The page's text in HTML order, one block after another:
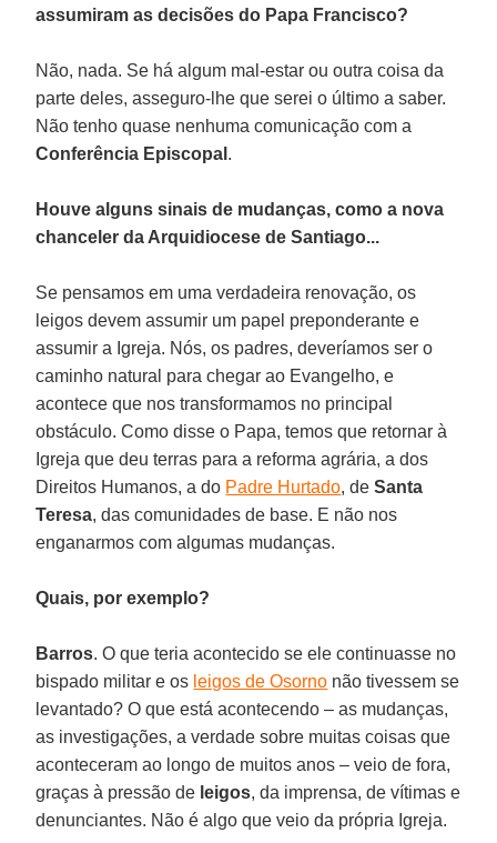
assumiram as decisões do Papa Francisco?
Não, nada. Se há algum mal-estar ou outra coisa da
parte deles, asseguro-lhe que serei o último a saber.
Não tenho quase nenhuma comunicação com a
Conferência Episcopal .
Houve alguns sinais de mudanças, como a nova
chanceler da Arquidiocese de Santiago...
Se pensamos em uma verdadeira renovação, os
leigos devem assumir um papel preponderante e
assumir a Igreja. Nós, os padres, deveríamos ser o
caminho natural para chegar ao Evangelho, e
acontece que nos transformamos no principal
obstáculo. Como disse o Papa, temos que retornar à
Igreja que deu terras para a reforma agrária, a dos
Direitos Humanos, a do Padre Hurtado, deSanta
Teresa, das comunidades de base. E não nos
enganarmos com algumas mudanças.
Quais, por exemplo?
Barros. O que teria acontecido se ele continuasse no
bispado militar e os leigos de Osorno não tivessem se
levantado? O que está acontecendo – as mudanças,
as investigações, a verdade sobre muitas coisas que
aconteceram ao longo de muitos anos – veio de fora,
graças à pressão de leigos, da imprensa, de vítimas e
denunciantes. Não é algo que veio da própria Igreja.